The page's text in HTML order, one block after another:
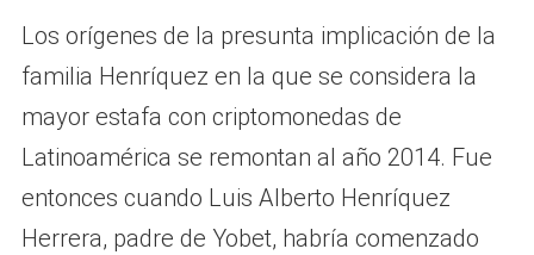
Los orígenes de la presunta implicación de la
familia Henríquez en la que se considera la
mayor estafa con criptomonedas de
Latinoamérica se remontan al año 2014. Fue
entonces cuando Luis Alberto Henríquez
Herrera, padre de Yobet, habría comenzado